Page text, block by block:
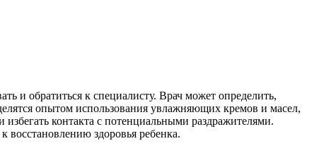
и обратиться к специалисту. Врач может определить,
опытом использования увлажняющих кремов и масел,
контакта с потенциальными раздражителями.
здоровья ребенка.